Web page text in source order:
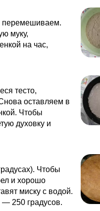
перемешиваем.
муку,
на час,
тесто,
оставляем в
Чтобы
духовку и
Чтобы
и хорошо
миску с водой.
250 градусов.